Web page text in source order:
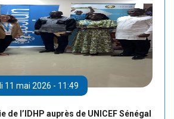
11 mai 2026 - 11:49
l’IDHP auprès de UNICEF Sénégal